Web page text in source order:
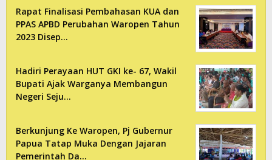
Rapat Finalisasi Pembahasan KUA dan
PPAS APBD Perubahan Waropen Tahun
2023 Disep…
Hadiri Perayaan HUT GKI ke- 67, Wakil
Bupati Ajak Warganya Membangun
Negeri Seju…
Berkunjung Ke Waropen, Pj Gubernur
Papua Tatap Muka Dengan Jajaran
Pemerintah Da…